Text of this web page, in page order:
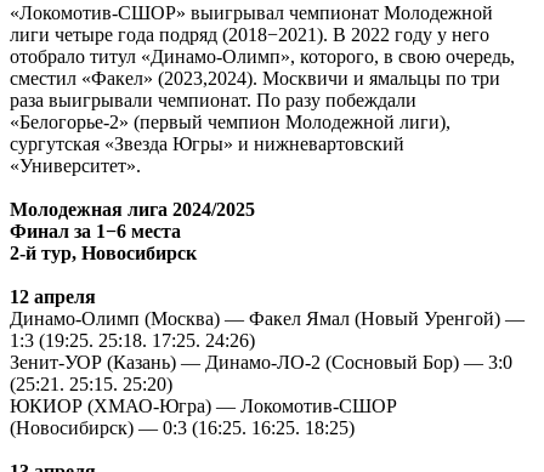
«Локомотив-СШОР» выигрывал чемпионат Молодежной
лиги четыре года подряд (2018−2021). В 2022 году у него
отобрало титул «Динамо-Олимп», которого, в свою очередь,
сместил «Факел» (2023,2024). Москвичи и ямальцы по три
раза выигрывали чемпионат. По разу побеждали
«Белогорье-2» (первый чемпион Молодежной лиги),
сургутская «Звезда Югры» и нижневартовский
«Университет».
Молодежная лига 2024/2025
Финал за 1−6 места
2-й тур, Новосибирск
12 апреля
Динамо-Олимп (Москва) — Факел Ямал (Новый Уренгой) —
1:3 (19:25. 25:18. 17:25. 24:26)
Зенит-УОР (Казань) — Динамо-ЛО-2 (Сосновый Бор) — 3:0
(25:21. 25:15. 25:20)
ЮКИОР (ХМАО-Югра) — Локомотив-СШОР
(Новосибирск) — 0:3 (16:25. 16:25. 18:25)